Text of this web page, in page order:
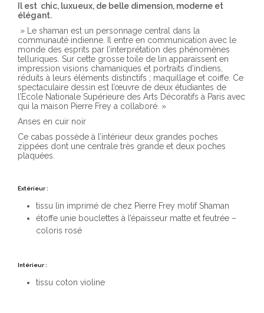
Il est chic, luxueux, de belle dimension, moderne et
élégant.
» Le shaman est un personnage central dans la
communauté indienne. Il entre en communication avec le
monde des esprits par l’interprétation des phénomènes
telluriques. Sur cette grosse toile de lin apparaissent en
impression visions chamaniques et portraits d’indiens,
réduits à leurs éléments distinctifs ; maquillage et coiffe. Ce
spectaculaire dessin est l’œuvre de deux étudiantes de
l’Ecole Nationale Supérieure des Arts Décoratifs à Paris avec
qui la maison Pierre Frey a collaboré. »
Anses en cuir noir
Ce cabas possède à l’intérieur deux grandes poches
zippées dont une centrale très grande et deux poches
plaquées.
Extérieur :
tissu lin imprimé de chez Pierre Frey motif Shaman
étoffe unie bouclettes à l’épaisseur matte et feutrée –
coloris rosé
Intérieur :
tissu coton violine